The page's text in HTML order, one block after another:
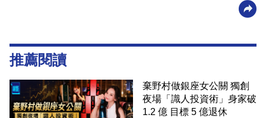
推薦閱讀
棄野村做銀座女公關 獨創
夜場「識人投資術」身家破
1.2 億 目標 5 億退休